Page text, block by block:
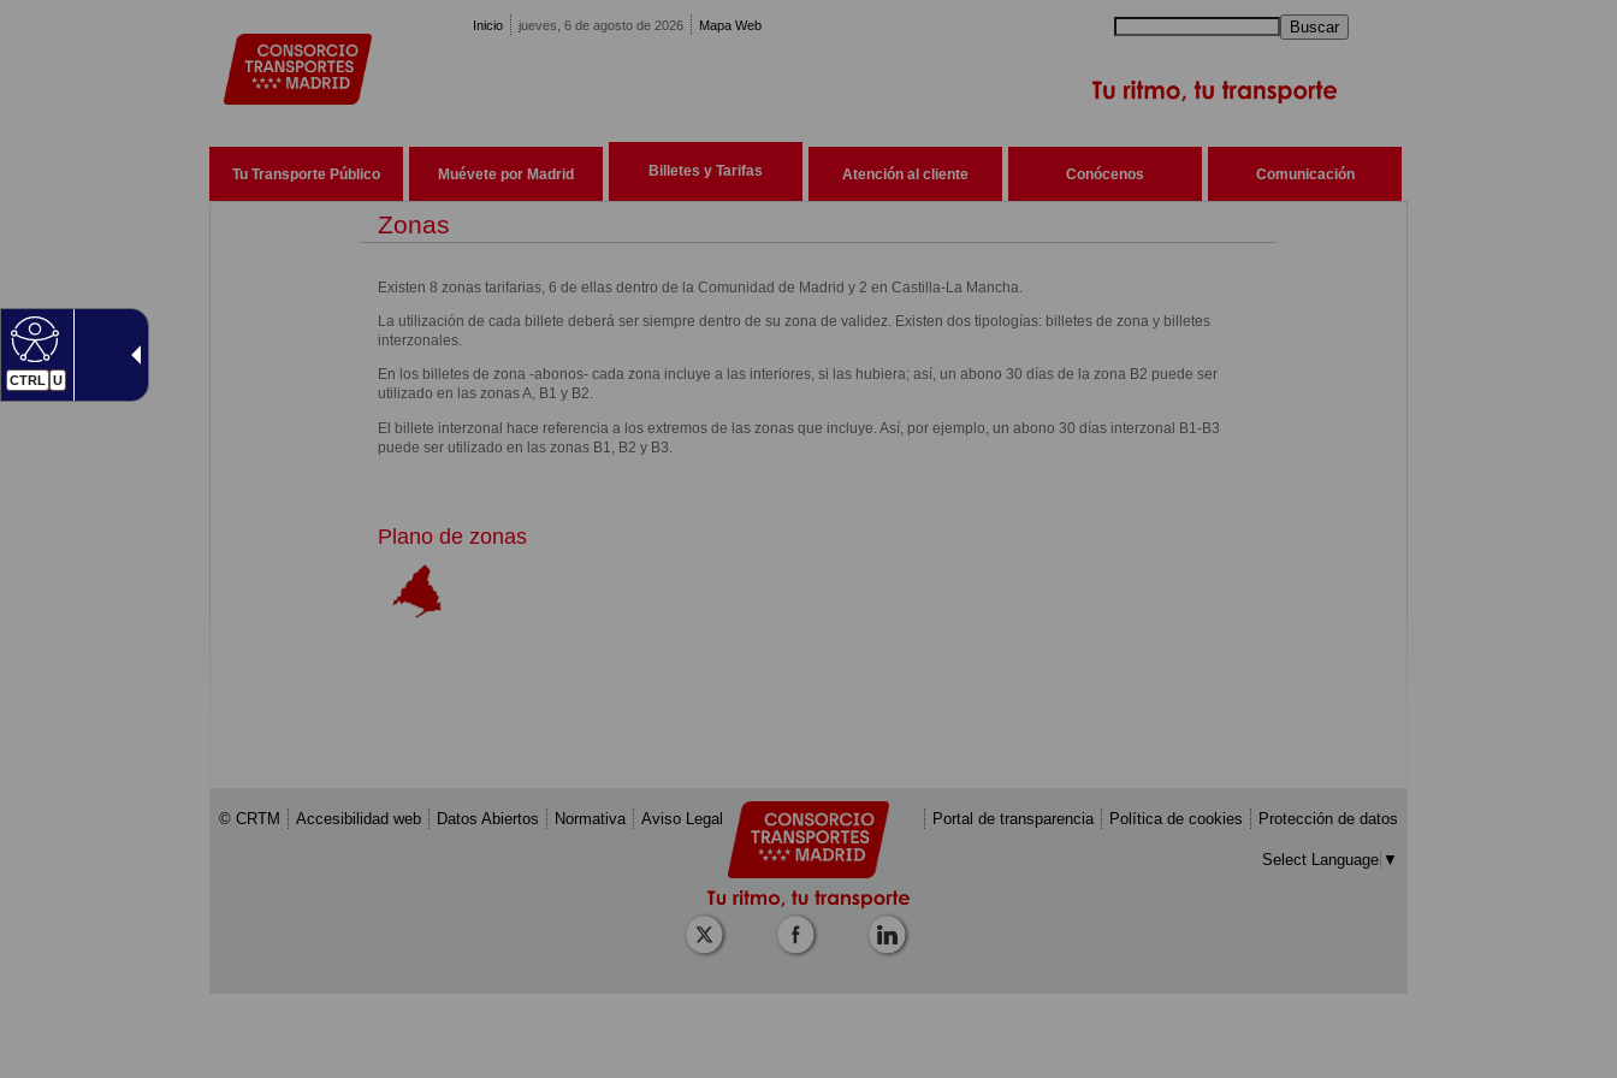
CTRL U
Inicio jueves, 6 de agosto de 2026 Mapa Web Buscar
Tu Transporte Público Muévete por Madrid Billetes y Tarifas Atención al cliente Conócenos Comunicación
Zonas
Existen 8 zonas tarifarias, 6 de ellas dentro de la Comunidad de Madrid y 2 en Castilla-La Mancha.
La utilización de cada billete deberá ser siempre dentro de su zona de validez. Existen dos tipologías: billetes de zona y billetes
interzonales.
En los billetes de zona -abonos- cada zona incluye a las interiores, si las hubiera; así, un abono 30 días de la zona B2 puede ser
utilizado en las zonas A, B1 y B2.
El billete interzonal hace referencia a los extremos de las zonas que incluye. Así, por ejemplo, un abono 30 días interzonal B1-B3
puede ser utilizado en las zonas B1, B2 y B3.
Plano de zonas
© CRTM Accesibilidad web Datos Abiertos Normativa Aviso Legal Portal de transparencia Política de cookies Protección de datos
Select Language ▼